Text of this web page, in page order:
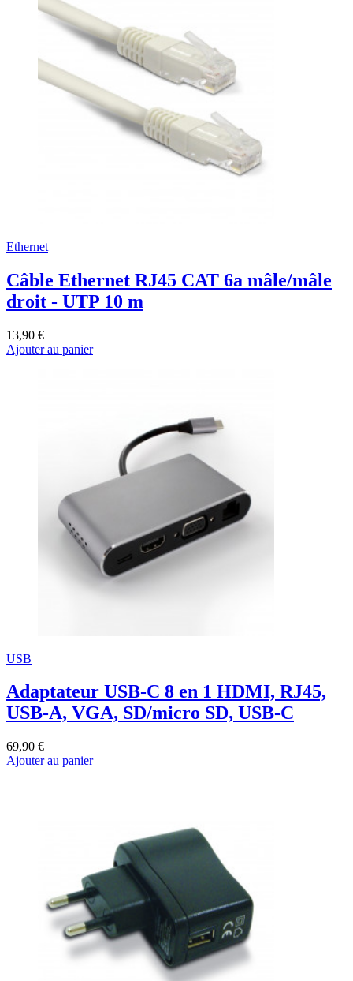
Ethernet
Câble Ethernet RJ45 CAT 6a mâle/mâle
droit - UTP 10 m
13,90 €
Ajouter au panier
USB
Adaptateur USB-C 8 en 1 HDMI, RJ45,
USB-A, VGA, SD/micro SD, USB-C
69,90 €
Ajouter au panier